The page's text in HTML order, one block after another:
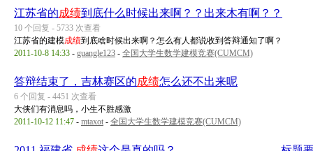
江苏省的成绩到底什么时候出来啊？？出来木有啊？？
10 个回复 - 5733 次查看
江苏省的建模成绩到底啥时候出来啊？怎么有人都说收到答辩通知了啊？
2011-10-8 14:33 - guangle123 - 全国大学生数学建模竞赛(CUMCM)
答辩结束了，吉林赛区的成绩怎么还不出来呢
6 个回复 - 4451 次查看
大侠们有消息吗，小生不胜感激
2011-10-12 11:47 - mtaxot - 全国大学生数学建模竞赛(CUMCM)